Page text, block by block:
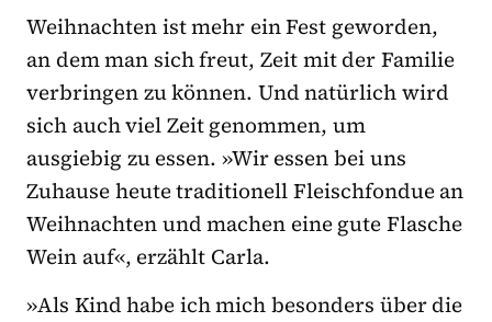
Weihnachten ist mehr ein Fest geworden,
an dem man sich freut, Zeit mit der Familie
verbringen zu können. Und natürlich wird
sich auch viel Zeit genommen, um
ausgiebig zu essen. »Wir essen bei uns
Zuhause heute traditionell Fleischfondue an
Weihnachten und machen eine gute Flasche
Wein auf«, erzählt Carla.
»Als Kind habe ich mich besonders über die